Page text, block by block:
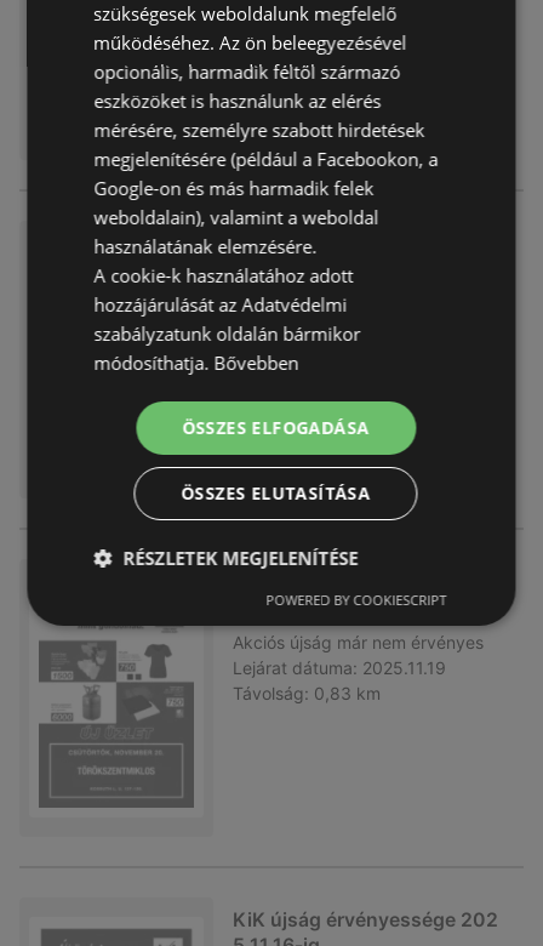
Távolság: 0,83 km
KiK újság érvényessége 202
5.11.23-ig
Akciós újság már nem érvényes
Lejárat dátuma:
Távolság:
5.11.19-ig
Akciós újság már nem érvényes
Lejárat dátuma: 2025.11.19
Távolság: 0,83 km
KiK újság érvényessége 202
szükségesek weboldalunk megfelelő
működéséhez. Az ön beleegyezésével
opcionális, harmadik féltől származó
eszközöket is használunk az elérés
mérésére, személyre szabott hirdetések
megjelenítésére (például a Facebookon, a
Google-on és más harmadik felek
weboldalain), valamint a weboldal
használatának elemzésére.
A cookie-k használatához adott
hozzájárulását az Adatvédelmi
szabályzatunk oldalán bármikor
módosíthatja. Bővebben
ÖSSZES ELFOGADÁSA
ÖSSZES ELUTASÍTÁSA
RÉSZLETEK MEGJELENÍTÉSE
POWERED BY COOKIESCRIPT